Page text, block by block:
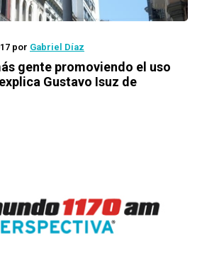
por Gabriel Díaz
gente promoviendo el uso
Gustavo Isuz de